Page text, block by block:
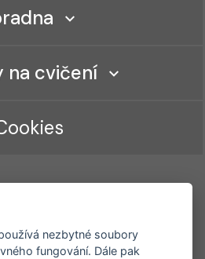
na cvičení
nezbytné soubory
fungování. Dále pak